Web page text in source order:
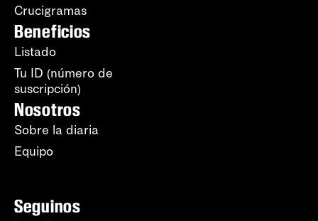
Crucigramas
Beneficios
Listado
Tu ID (número de
suscripción)
Nosotros
Sobre la diaria
Equipo
Seguinos